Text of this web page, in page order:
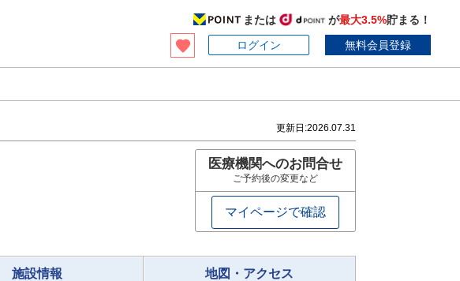
または が最大3.5%貯まる！
ログイン
無料会員登録
更新日:2026.07.31
医療機関へのお問合せ
ご予約後の変更など
マイページで確認
施設情報 地図・アクセス